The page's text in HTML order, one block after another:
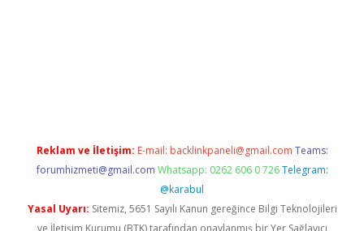
Reklam ve İletişim: E-mail: backlinkpaneli@gmail.com Teams:
forumhizmeti@gmail.com Whatsapp: 0262 606 0 726 Telegram:
@karabul
Yasal Uyarı: Sitemiz, 5651 Sayılı Kanun gereğince Bilgi Teknolojileri
ve İletişim Kurumu (BTK) tarafından onaylanmış bir Yer Sağlayıcı